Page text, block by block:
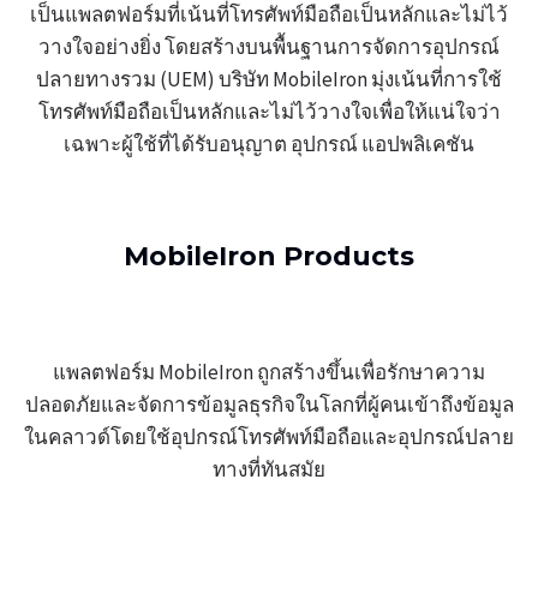
เป็นแพลตฟอร์มที่เน้นที่โทรศัพท์มือถือเป็นหลักและไม่ไว้
วางใจอย่างยิ่ง โดยสร้างบนพื้นฐานการจัดการอุปกรณ์
ปลายทางรวม (UEM) บริษัท MobileIron มุ่งเน้นที่การใช้
โทรศัพท์มือถือเป็นหลักและไม่ไว้วางใจเพื่อให้แน่ใจว่า
เฉพาะผู้ใช้ที่ได้รับอนุญาต อุปกรณ์ แอปพลิเคชัน
MobileIron Products
แพลตฟอร์ม MobileIron ถูกสร้างขึ้นเพื่อรักษาความ
ปลอดภัยและจัดการข้อมูลธุรกิจในโลกที่ผู้คนเข้าถึงข้อมูล
ในคลาวด์โดยใช้อุปกรณ์โทรศัพท์มือถือและอุปกรณ์ปลาย
ทางที่ทันสมัย